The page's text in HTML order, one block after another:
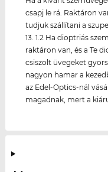
csapj le rá. Raktáron
tudjuk szállítani a
13. 1.2 Ha dioptriás
raktáron van, és a Te
csiszolt üvegeket
nagyon hamar a
az Edel-Optics-nál
magadnak, mert a